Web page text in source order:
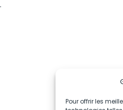
Pour offrir les